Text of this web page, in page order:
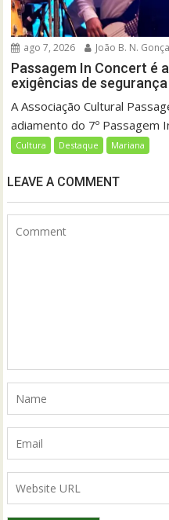
ago 7, 2026 João B. N.
Passagem In Concert é
exigências de
A Associação Cultural
adiamento do 7º Passagem
Cultura Destaque Mariana
LEAVE A COMMENT